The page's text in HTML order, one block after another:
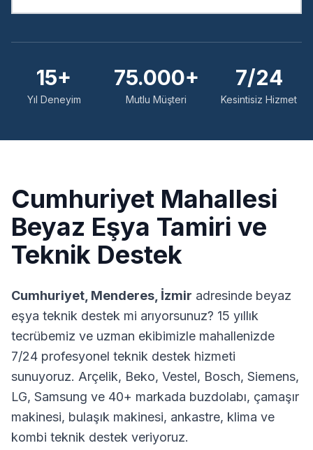
15+
Yıl Deneyim
75.000+
Mutlu Müşteri
7/24
Kesintisiz Hizmet
Cumhuriyet Mahallesi
Beyaz Eşya Tamiri ve
Teknik Destek
Cumhuriyet Menderes İzmir adresinde beyaz
eşya teknik destek mi arıyorsunuz? 15 yıllık
tecrübemiz ve uzman ekibimizle mahallenizde
7/24 profesyonel teknik destek hizmeti
sunuyoruz. Arçelik, Beko, Vestel, Bosch, Siemens,
LG, Samsung ve 40+ markada buzdolabı, çamaşır
makinesi, bulaşık makinesi, ankastre, klima ve
kombi teknik destek veriyoruz.